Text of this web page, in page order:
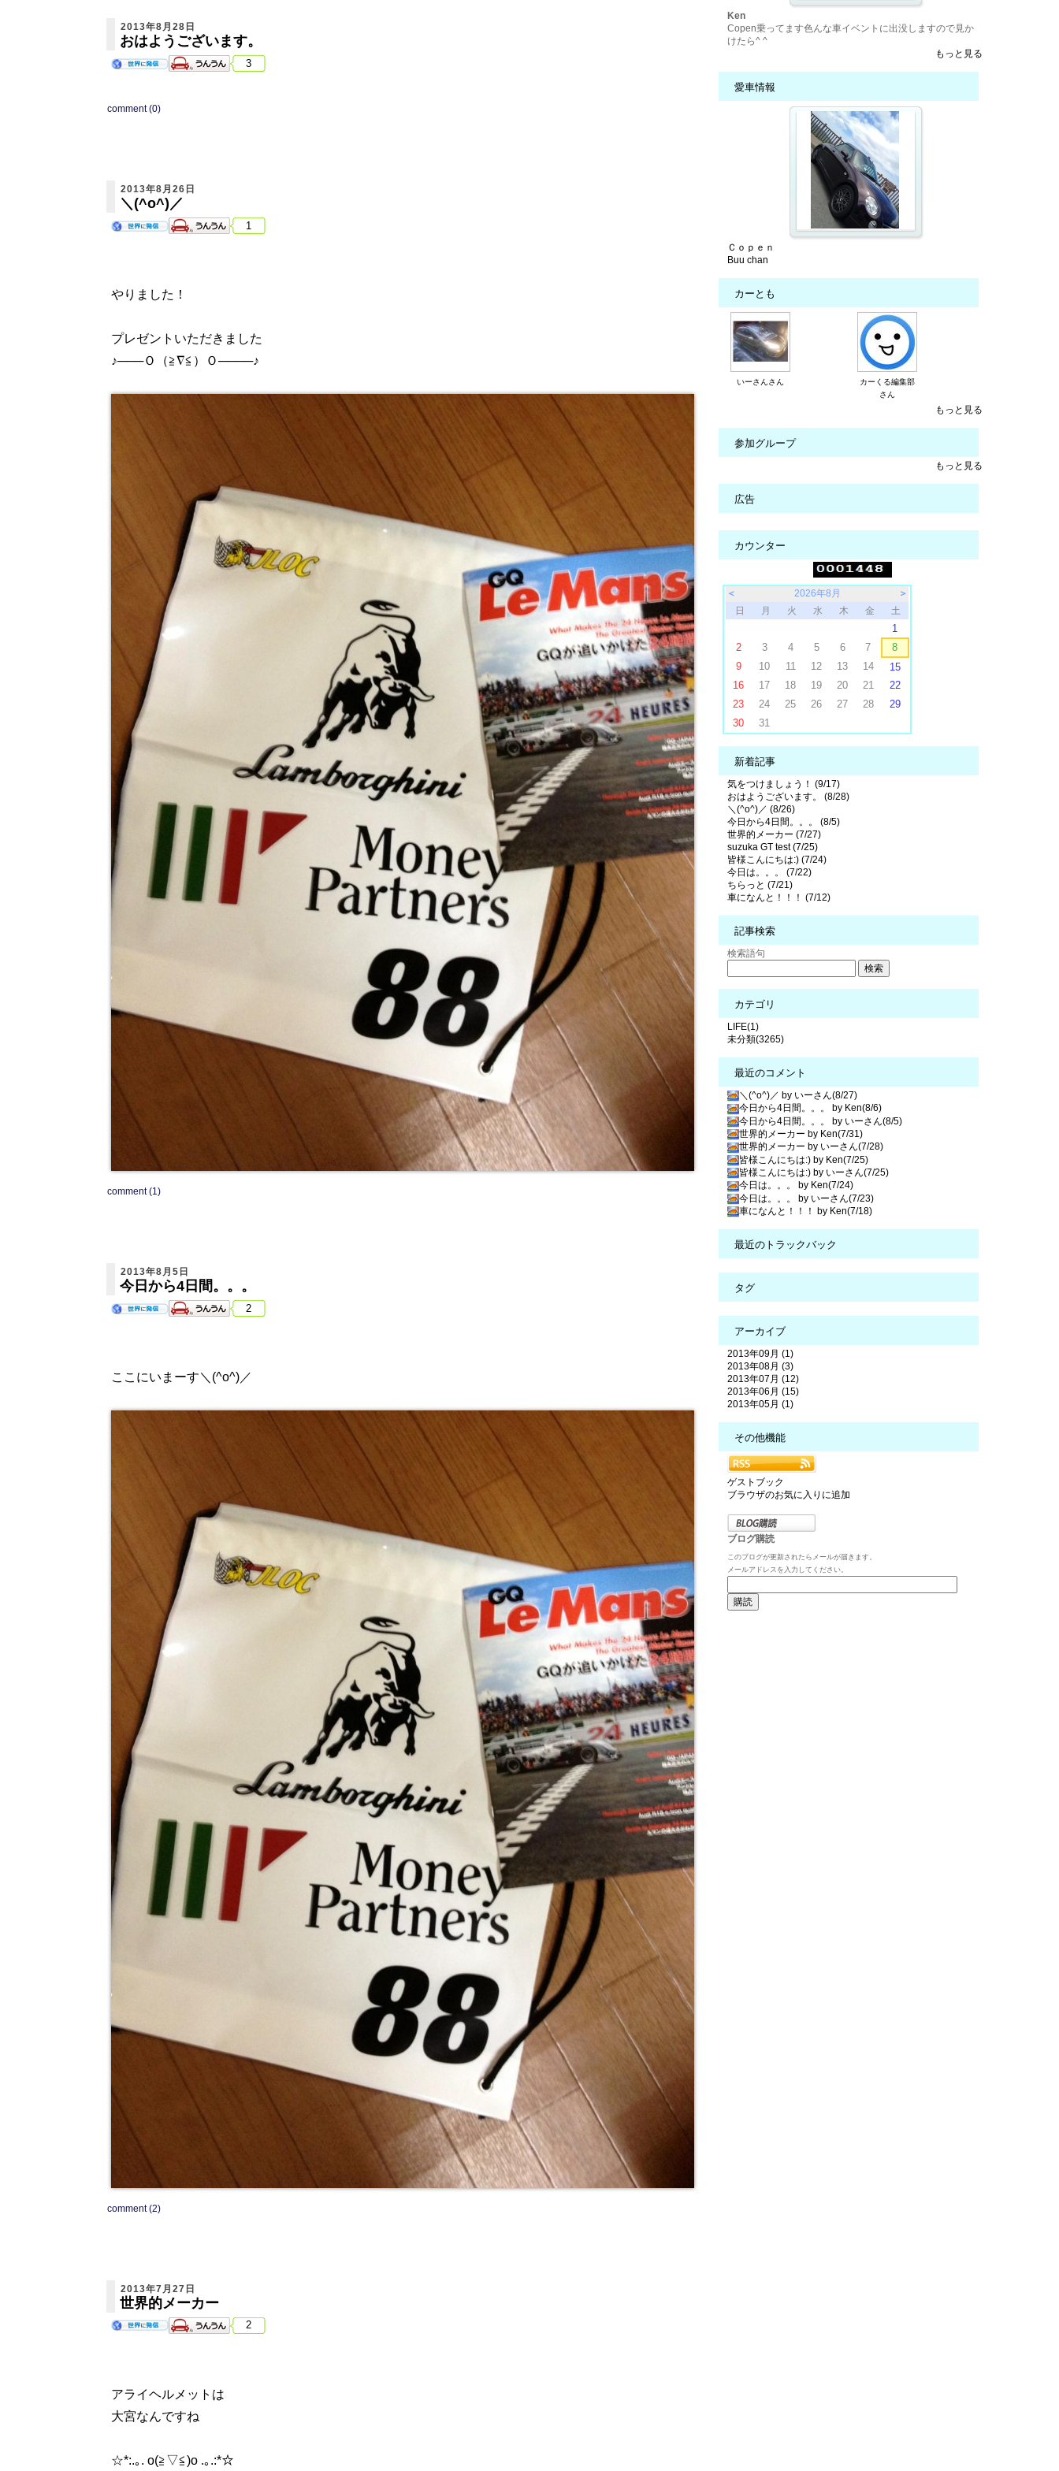
2013年8月28日
おはようございます。
3
comment (0)
2013年8月26日
＼(^o^)／
1
やりました！
プレゼントいただきました
♪───Ｏ（≧∇≦）Ｏ────♪
comment (1)
2013年8月5日
今日から4日間。。。
2
ここにいまーす＼(^o^)／
comment (2)
2013年7月27日
世界的メーカー
2
アライヘルメットは
大宮なんですね
☆*:.｡. o(≧▽≦)o .｡.:*☆
Ken
Copen乗ってます色んな車イベントに出没しますので見か
けたら^ ^
もっと見る
愛車情報
Ｃｏｐｅｎ
Buu chan
カーとも
いーさんさん
カーくる編集部
さん
もっと見る
参加グループ
もっと見る
広告
カウンター
＜ 2026年8月
＞
日
月 火 水 木 金 土
1
2
3 4 5 6 7
8
9
10 11 12 13 14
15
16
17 18 19 20 21
22
23
24 25 26 27 28
29
30
31
新着記事
気をつけましょう！ (9/17)
おはようございます。 (8/28)
＼(^o^)／ (8/26)
今日から4日間。。。 (8/5)
世界的メーカー (7/27)
suzuka GT test (7/25)
皆様こんにちは:) (7/24)
今日は。。。 (7/22)
ちらっと (7/21)
車になんと！！！ (7/12)
記事検索
検索語句
カテゴリ
LIFE(1)
未分類(3265)
最近のコメント
＼(^o^)／ by いーさん(8/27)
今日から4日間。。。 by Ken(8/6)
今日から4日間。。。 by いーさん(8/5)
世界的メーカー by Ken(7/31)
世界的メーカー by いーさん(7/28)
皆様こんにちは:) by Ken(7/25)
皆様こんにちは:) by いーさん(7/25)
今日は。。。 by Ken(7/24)
今日は。。。 by いーさん(7/23)
車になんと！！！ by Ken(7/18)
最近のトラックバック
タグ
アーカイブ
2013年09月 (1)
2013年08月 (3)
2013年07月 (12)
2013年06月 (15)
2013年05月 (1)
その他機能
ゲストブック
ブラウザのお気に入りに追加
ブログ購読
このブログが更新されたらメールが届きます。
メールアドレスを入力してください。